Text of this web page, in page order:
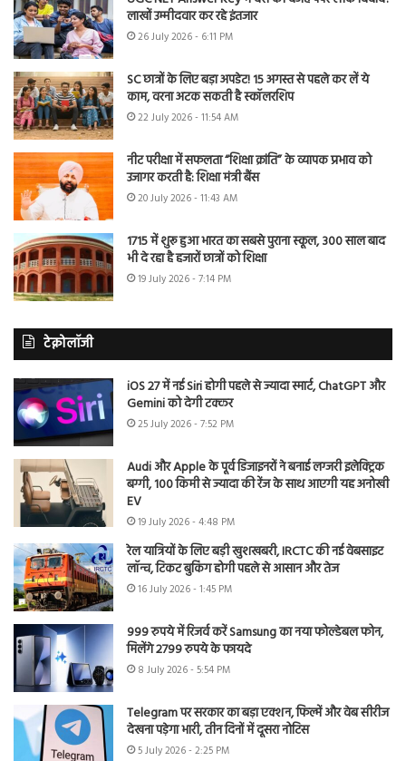
लाखों उम्मीदवार कर रहे इंतजार
26 July 2026 - 6:11 PM
SC छात्रों के लिए बड़ा अपडेट! 15 अगस्त से पहले कर लें ये
काम, वरना अटक सकती है स्कॉलरशिप
22 July 2026 - 11:54 AM
नीट परीक्षा में सफलता “शिक्षा क्रांति” के व्यापक प्रभाव को
उजागर करती है: शिक्षा मंत्री बैंस
20 July 2026 - 11:43 AM
1715 में शुरू हुआ भारत का सबसे पुराना स्कूल, 300 साल बाद
भी दे रहा है हजारों छात्रों को शिक्षा
19 July 2026 - 7:14 PM
टेक्नोलॉजी
iOS 27 में नई Siri होगी पहले से ज्यादा स्मार्ट, ChatGPT और
Gemini को देगी टक्कर
25 July 2026 - 7:52 PM
Audi और Apple के पूर्व डिजाइनरों ने बनाई लग्जरी इलेक्ट्रिक
बग्गी, 100 किमी से ज्यादा की रेंज के साथ आएगी यह अनोखी
EV
19 July 2026 - 4:48 PM
रेल यात्रियों के लिए बड़ी खुशखबरी, IRCTC की नई वेबसाइट
लॉन्च, टिकट बुकिंग होगी पहले से आसान और तेज
16 July 2026 - 1:45 PM
999 रुपये में रिजर्व करें Samsung का नया फोल्डेबल फोन,
मिलेंगे 2799 रुपये के फायदे
8 July 2026 - 5:54 PM
Telegram पर सरकार का बड़ा एक्शन, फिल्में और वेब सीरीज
देखना पड़ेगा भारी, तीन दिनों में दूसरा नोटिस
5 July 2026 - 2:25 PM